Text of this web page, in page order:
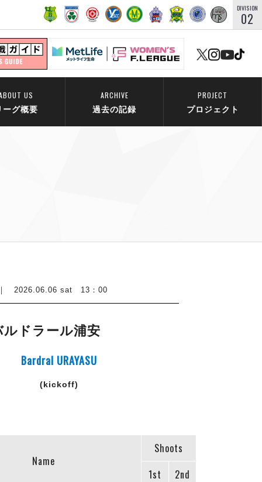
DIVISION
02
US
ーグ概要
ARCHIVE
過去の記録
PROJECT
プロジェクト
｜ 2026.06.06 sat 13：00
ルドラール浦安
Bardral URAYASU
(kickoff)
Name
Shoots
1st
2nd